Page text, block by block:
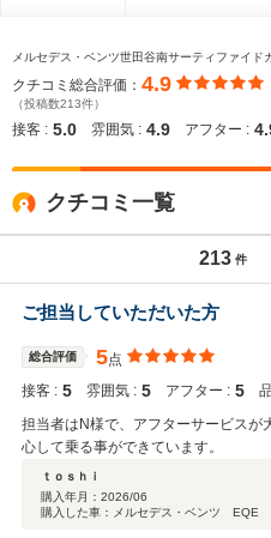
メルセデス・ベンツ世田谷南サーティファイ
クチコミ総合評価： 4.9
（投稿数213件）
接客 : 5.0 雰囲気 : 4.9 アフター :
クチコミ一覧
213 件
ご担当していただいた方
総合評価 5点
接客 : 5 雰囲気 : 5 アフター : 5
担当者はN様で、アフターサービスが
心して乗る事ができています。
ｔｏｓｈｉ
購入年月： 2026/06
購入した車：メルセデス・ベンツ EQE